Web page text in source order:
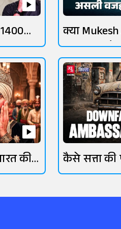
क्या
ONGC की
की
कैसे सत्ता की
एंबेसडर